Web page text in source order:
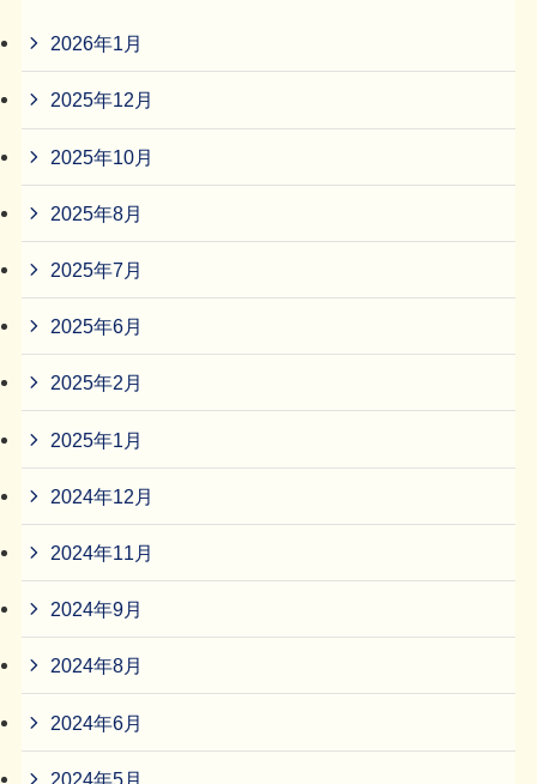
2026年1月
2025年12月
2025年10月
2025年8月
2025年7月
2025年6月
2025年2月
2025年1月
2024年12月
2024年11月
2024年9月
2024年8月
2024年6月
2024年5月